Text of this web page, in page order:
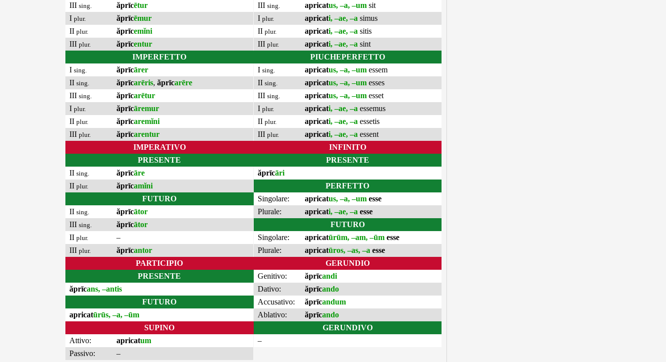
III sing. ăprīcētur
I plur. ăprīcēmur
II plur. ăprīcemĭni
III plur. ăprīcentur
IMPERFETTO
I sing. ăprīcārer
II sing. ăprīcarēris, ăprīcarēre
III sing. ăprīcarētur
I plur. ăprīcāremur
II plur. ăprīcaremĭni
III plur. ăprīcarentur
III sing. apricatus, –a, –um sit
I plur. apricati, –ae, –a simus
II plur. apricati, –ae, –a sitis
III plur. apricati, –ae, –a sint
PIUCHEPERFETTO
I sing. apricatus, –a, –um essem
II sing. apricatus, –a, –um esses
III sing. apricatus, –a, –um esset
I plur. apricati, –ae, –a essemus
II plur. apricati, –ae, –a essetis
III plur. apricati, –ae, –a essent
IMPERATIVO
PRESENTE
II sing. ăprīcāre
II plur. ăprīcamĭni
FUTURO
II sing. ăprīcātor
III sing. ăprīcātor
II plur.
–
III plur. ăprīcantor
INFINITO
PRESENTE
ăprīcāri
PERFETTO
Singolare:
apricatus, –a, –um esse
Plurale:
apricati, –ae, –a esse
FUTURO
Singolare:
apricatūrūm, –am, –ūm esse
Plurale:
apricatūros, –as, –a esse
PARTICIPIO
PRESENTE
ăprīcans, –antis
FUTURO
apricatūrūs, –a, –ūm
SUPINO
Attivo:
apricatum
Passivo:
–
GERUNDIO
Genitivo:
ăprīcandi
Dativo:
ăprīcando
Accusativo:
ăprīcandum
Ablativo:
ăprīcando
GERUNDIVO
–